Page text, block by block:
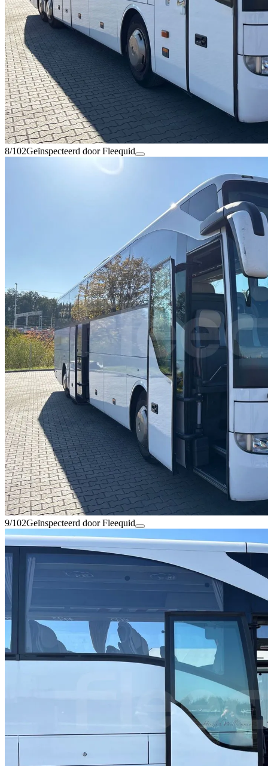
8/102Geïnspecteerd door Fleequid
9/102Geïnspecteerd door Fleequid